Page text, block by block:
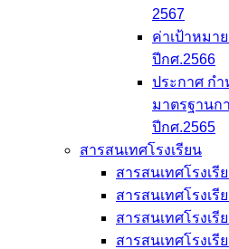
2567
ค่าเป้าหมา
ปีกศ.2566
ประกาศ ก
มาตรฐานก
ปีกศ.2565
สารสนเทศโรงเรียน
สารสนเทศโรงเรี
สารสนเทศโรงเรี
สารสนเทศโรงเรี
สารสนเทศโรงเรี